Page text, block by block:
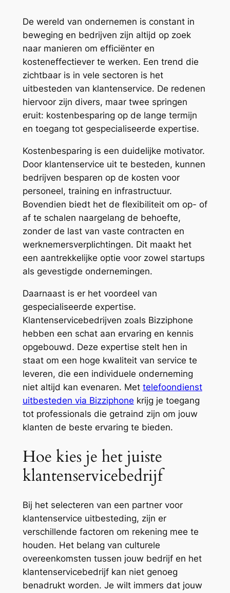
De wereld van ondernemen is constant in
beweging en bedrijven zijn altijd op zoek
naar manieren om efficiënter en
kosteneffectiever te werken. Een trend die
zichtbaar is in vele sectoren is het
uitbesteden van klantenservice. De redenen
hiervoor zijn divers, maar twee springen
eruit: kostenbesparing op de lange termijn
en toegang tot gespecialiseerde expertise.
Kostenbesparing is een duidelijke motivator.
Door klantenservice uit te besteden, kunnen
bedrijven besparen op de kosten voor
personeel, training en infrastructuur.
Bovendien biedt het de flexibiliteit om op- of
af te schalen naargelang de behoefte,
zonder de last van vaste contracten en
werknemersverplichtingen. Dit maakt het
een aantrekkelijke optie voor zowel startups
als gevestigde ondernemingen.
Daarnaast is er het voordeel van
gespecialiseerde expertise.
Klantenservicebedrijven zoals Bizziphone
hebben een schat aan ervaring en kennis
opgebouwd. Deze expertise stelt hen in
staat om een hoge kwaliteit van service te
leveren, die een individuele onderneming
niet altijd kan evenaren. Met telefoondienst
uitbesteden via Bizziphone krijg je toegang
tot professionals die getraind zijn om jouw
klanten de beste ervaring te bieden.
Hoe kies je het juiste
klantenservicebedrijf
Bij het selecteren van een partner voor
klantenservice uitbesteding, zijn er
verschillende factoren om rekening mee te
houden. Het belang van culturele
overeenkomsten tussen jouw bedrijf en het
klantenservicebedrijf kan niet genoeg
benadrukt worden. Je wilt immers dat jouw